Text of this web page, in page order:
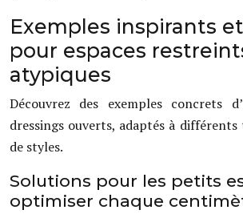
Exemples inspirants
pour espaces
atypiques
Découvrez des exemples concrets
dressings ouverts, adaptés à différents
de styles.
Solutions pour les petits
optimiser chaque